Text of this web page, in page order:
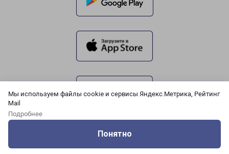
Мы используем файлы cookie и сервисы Яндекс.Метрика, Рейтинг
Mail
Подробнее
Понятно